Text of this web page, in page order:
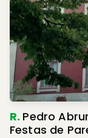
R. Pedro
Festas de